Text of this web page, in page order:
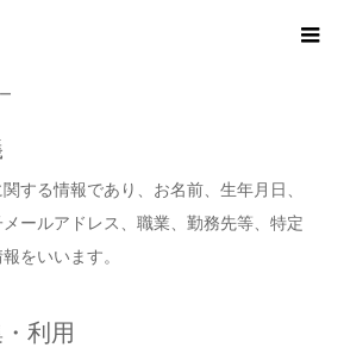
する情報であり、お名前、生年月日、
ールアドレス、職業、勤務先等、特定
をいいます。
利用